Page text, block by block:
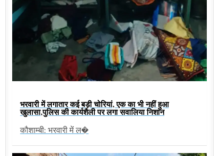
भरवारी में लगातार कई बड़ी चोरियां, एक का भी नहीं हुआ
खुलासा,पुलिस की कार्यशैली पर लगा सवालिया निशान
कौशाम्बी: भरवारी में ल�